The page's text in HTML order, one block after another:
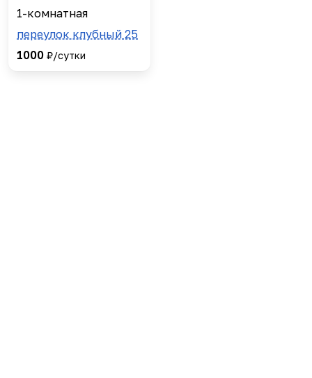
1-комнатная
переулок клубный 25
1000 ₽/сутки